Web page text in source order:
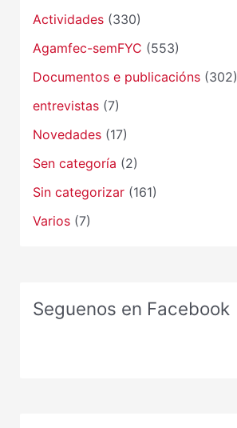
Actividades(330)
Agamfec-semFYC (553)
Documentos e publicacións(302)
entrevistas(7)
Novedades(17)
Sen categoría (2)
Sin categorizar(161)
Varios(7)
Seguenos en Facebook